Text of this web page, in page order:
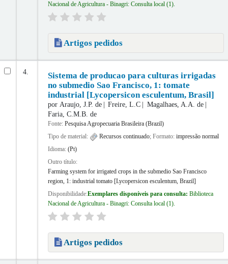
Nacional de Agricultura - Binagri: Consulta local (1).
Artigos pedidos
4.
Sistema de producao para culturas irrigadas
no submedio Sao Francisco, 1: tomate
industrial [Lycopersicon esculentum, Brasil]
por Araujo, J.P. de Freire, L.C
Magalhaes, A.A. de
Faria, C.M.B. de
Fonte: Pesquisa Agropecuaria Brasileira (Brazil)
Tipo de material:
Recursos continuado; Formato: impressão normal
Idioma: (Pt)
Outro título:
Farming system for irrigated crops in the submedio Sao Francisco
region, 1: industrial tomato [Lycopersicon esculentum, Brazil]
Disponibilidade:Exemplares disponíveis para consulta: Biblioteca
Nacional de Agricultura - Binagri: Consulta local (1).
Artigos pedidos